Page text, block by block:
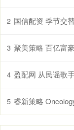
2 国信配资 季节交替敏
3 聚美策略 百亿富
4 盈配网 从民谣歌
5 睿新策略 Oncology